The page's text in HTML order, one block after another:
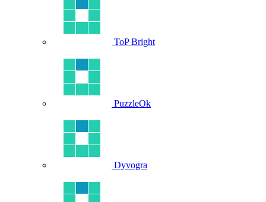
ToP Bright
PuzzleOk
Dyvogra